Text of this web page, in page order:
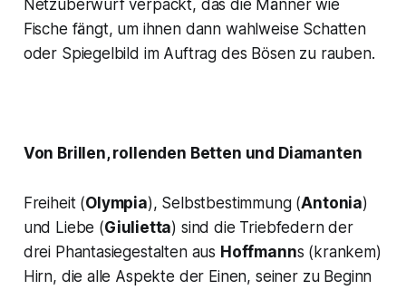
Netzüberwurf verpackt, das die Männer wie
Fische fängt, um ihnen dann wahlweise Schatten
oder Spiegelbild im Auftrag des Bösen zu rauben.
Von Brillen, rollenden Betten und Diamanten
Freiheit (Olympia), Selbstbestimmung (Antonia)
und Liebe (Giulietta) sind die Triebfedern der
drei Phantasiegestalten aus Hoffmanns (krankem)
Hirn, die alle Aspekte der Einen, seiner zu Beginn